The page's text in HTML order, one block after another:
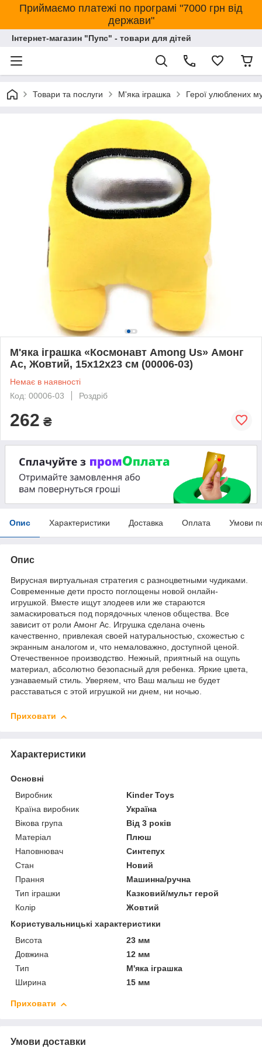
Приймаємо платежі по програмі "7000 грн від
держави"
Інтернет-магазин "Пупс" - товари для дітей
Товари та послуги М'яка іграшка Герої улюблених
М'яка іграшка «Космонавт Among Us» Амонг
Ас, Жовтий, 15х12х23 см (00006-03)
Немає в наявності
Код: 00006-03
Роздріб
262 ₴
Опис Характеристики Доставка Оплата Умови
Опис
Вирусная виртуальная стратегия с разноцветными чудиками.
Современные дети просто поглощены новой онлайн-
игрушкой. Вместе ищут злодеев или же стараются
замаскироваться под порядочных членов общества. Все
зависит от роли Амонг Ас. Игрушка сделана очень
качественно, привлекая своей натуральностью, схожестью с
экранным аналогом и, что немаловажно, доступной ценой.
Отечественное производство. Нежный, приятный на ощупь
материал, абсолютно безопасный для ребенка. Яркие цвета,
узнаваемый стиль. Уверяем, что Ваш малыш не будет
расставаться с этой игрушкой ни днем, ни ночью.
Приховати
Характеристики
Основні
Виробник
Kinder Toys
Країна виробник
Україна
Вікова група
Від 3 років
Матеріал
Плюш
Наповнювач
Синтепух
Стан
Новий
Прання
Машинна/ручна
Тип іграшки
Казковий/мульт герой
Колір
Жовтий
Користувальницькі характеристики
Висота
23 мм
Довжина
12 мм
Тип
М'яка іграшка
Ширина
15 мм
Приховати
Умови доставки